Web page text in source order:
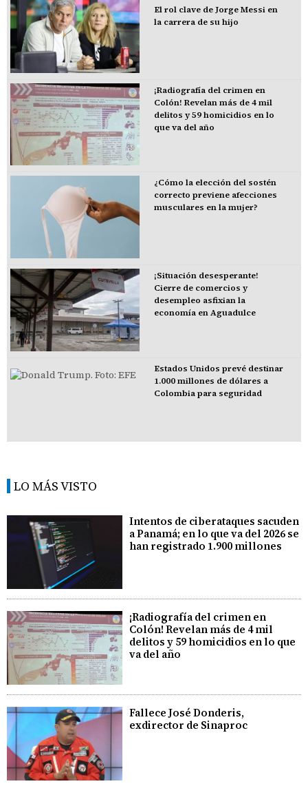
El rol clave de Jorge Messi en
la carrera de su hijo
¡Radiografía del crimen en
Colón! Revelan más de 4 mil
delitos y 59 homicidios en lo
que va del año
¿Cómo la elección del sostén
correcto previene afecciones
musculares en la mujer?
¡Situación desesperante!
Cierre de comercios y
desempleo asfixian la
economía en Aguadulce
Estados Unidos prevé destinar
1.000 millones de dólares a
Colombia para seguridad
LO MÁS VISTO
Intentos de ciberataques sacuden
a Panamá; en lo que va del 2026 se
han registrado 1.900 millones
¡Radiografía del crimen en
Colón! Revelan más de 4 mil
delitos y 59 homicidios en lo que
va del año
Fallece José Donderis,
exdirector de Sinaproc